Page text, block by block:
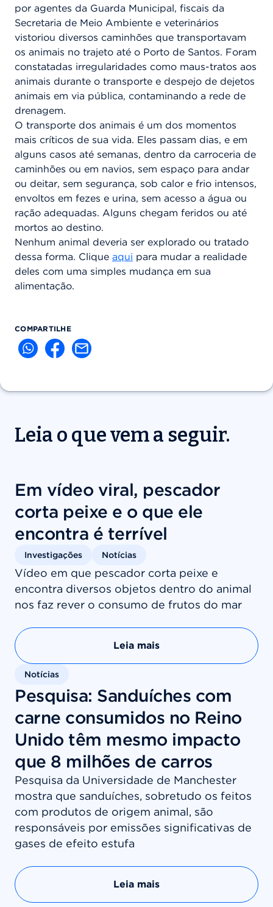
por agentes da Guarda Municipal, fiscais da
Secretaria de Meio Ambiente e veterinários
vistoriou diversos caminhões que transportavam
os animais no trajeto até o Porto de Santos. Foram
constatadas irregularidades como maus-tratos aos
animais durante o transporte e despejo de dejetos
animais em via pública, contaminando a rede de
drenagem.
O transporte dos animais é um dos momentos
mais críticos de sua vida. Eles passam dias, e em
alguns casos até semanas, dentro da carroceria de
caminhões ou em navios, sem espaço para andar
ou deitar, sem segurança, sob calor e frio intensos,
envoltos em fezes e urina, sem acesso a água ou
ração adequadas. Alguns chegam feridos ou até
mortos ao destino.
Nenhum animal deveria ser explorado ou tratado
dessa forma. Clique aqui para mudar a realidade
deles com uma simples mudança em sua
alimentação.
COMPARTILHE
Leia o que vem a seguir.
Em vídeo viral, pescador
corta peixe e o que ele
encontra é terrível
Investigações Notícias
Vídeo em que pescador corta peixe e
encontra diversos objetos dentro do animal
nos faz rever o consumo de frutos do mar
Leia mais
Notícias
Pesquisa: Sanduíches com
carne consumidos no Reino
Unido têm mesmo impacto
que 8 milhões de carros
Pesquisa da Universidade de Manchester
mostra que sanduíches, sobretudo os feitos
com produtos de origem animal, são
responsáveis por emissões significativas de
gases de efeito estufa
Leia mais